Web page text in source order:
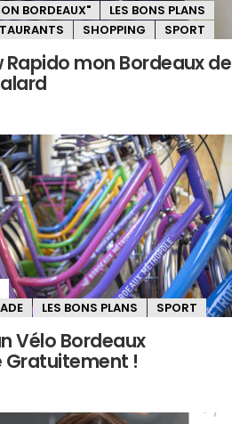
BORDEAUX"
LES BONS PLANS
SHOPPING SPORT
Rapido mon Bordeaux de
LES BONS PLANS SPORT
Vélo Bordeaux
Gratuitement !